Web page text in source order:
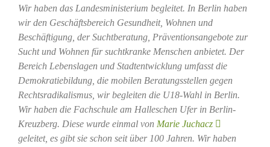
Wir haben das Landesministerium begleitet. In Berlin haben
wir den Geschäftsbereich Gesundheit, Wohnen und
Beschäftigung, der Suchtberatung, Präventionsangebote zur
Sucht und Wohnen für suchtkranke Menschen anbietet. Der
Bereich Lebenslagen und Stadtentwicklung umfasst die
Demokratiebildung, die mobilen Beratungsstellen gegen
Rechtsradikalismus, wir begleiten die U18-Wahl in Berlin.
Wir haben die Fachschule am Halleschen Ufer in Berlin-
Kreuzberg. Diese wurde einmal von Marie Juchacz
geleitet, es gibt sie schon seit über 100 Jahren. Wir haben